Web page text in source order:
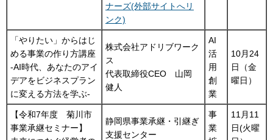
ナーズ(外部サイトへリ
ンク)
「やりたい」からはじ
める事業の作り方講座
-AI時代、あなたのアイ
デアをビジネスプラン
に変える方法を学ぶ-
株式会社アドリブワーク
ス
代表取締役CEO 山岡
健人
AI
活
用
創
業
10月24
日（金
曜日）
【令和7年度 菊川市
事業承継セミナー】
静岡県事業承継・引継ぎ
支援センター
事
業
11月11
日(火曜